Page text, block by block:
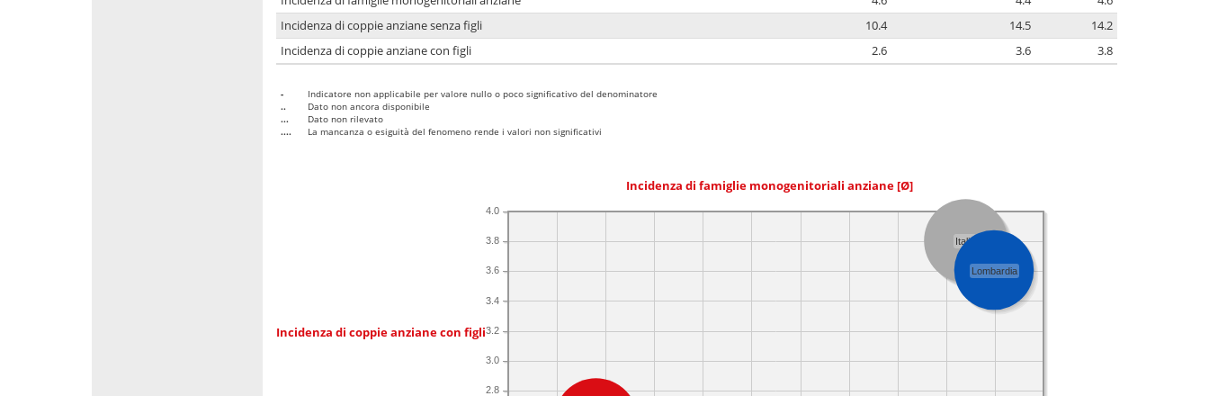
Incidenza di coppie anziane senza figli
10.4 14.5
14.2
Incidenza di coppie anziane con figli
2.6 3.6 3.8
-
Indicatore non applicabile per valore nullo o poco significativo del denominatore
..
Dato non ancora disponibile
...
Dato non rilevato
....
La mancanza o esiguità del fenomeno rende i valori non significativi
Incidenza di famiglie monogenitoriali anziane [Ø]
Incidenza di coppie anziane con figli
2.8
3.0
3.2
3.4
3.6
3.8
4.0
Italia
Lombardia